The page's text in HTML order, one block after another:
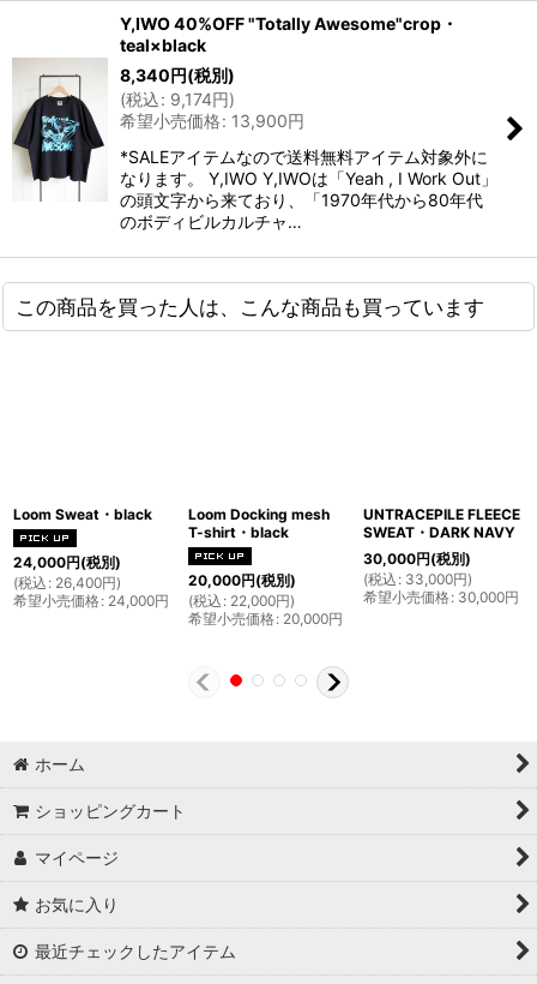
Y,IWO 40%OFF "Totally Awesome"crop・
teal×black
8,340円(税別)
(税込: 9,174円)
希望小売価格: 13,900円
*SALEアイテムなので送料無料アイテム対象外に
なります。 Y,IWO Y,IWOは「Yeah , I Work Out」
の頭文字から来ており、「1970年代から80年代
のボディビルカルチャ…
この商品を買った人は、こんな商品も買っています
Loom Sweat・black
24,000円(税別)
(税込 : 26,400円)
希望小売価格: 24,000円
Loom Docking mesh
T-shirt・black
20,000円(税別)
(税込 : 22,000円)
希望小売価格: 20,000円
UNTRACEPILE FLEECE
SWEAT・DARK NAVY
30,000円(税別)
(税込 : 33,000円)
希望小売価格: 30,000円
ホーム
ショッピングカート
マイページ
お気に入り
最近チェックしたアイテム